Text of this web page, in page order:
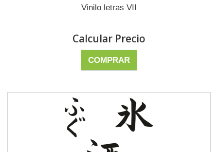
Vinilo letras VII
Calcular Precio
COMPRAR